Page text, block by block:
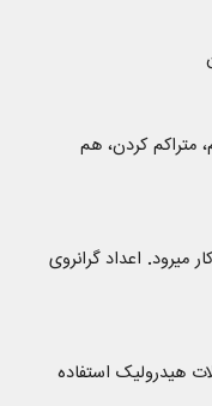
متراکم کردن، هم
میرود. اعداد گرانروی
هیدرولیک استفاده